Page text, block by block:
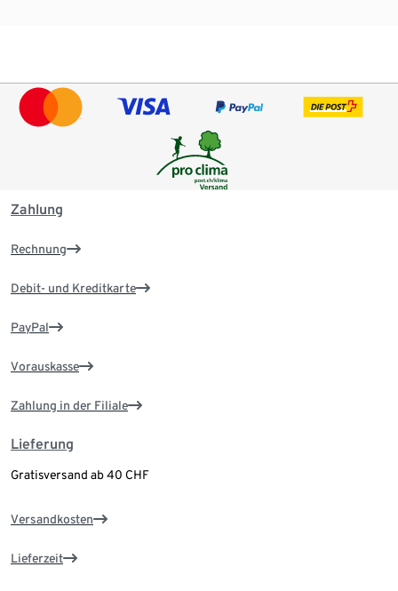
Zahlung
Rechnung
Debit- und Kreditkarte
PayPal
Vorauskasse
Zahlung in der Filiale
Lieferung
Gratisversand ab 40 CHF
Versandkosten
Lieferzeit